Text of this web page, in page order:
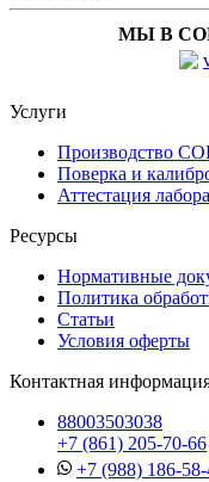
МЫ В
Услуги
Производство
Поверка и
Аттестация
Ресурсы
Нормативные
Политика
Статьи
Условия оферты
Контактная
88003503038
+7 (861) 205-70-66
+7 (988) 186-